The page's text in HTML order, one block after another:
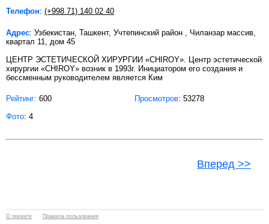
Телефон: (+998 71) 140 02 40
Адрес: Узбекистан, Ташкент, Учтепинский район , Чиланзар массив,
квартал 11, дом 45
ЦЕНТР ЭСТЕТИЧЕСКОЙ ХИРУРГИИ «CHIROY». Центр эстетической
хирургии «CHIROY» возник в 1993г. Инициатором его создания и
бессменным руководителем является Ким
Рейтинг: 600 Просмотров: 53278
Фото: 4
Вперед >>
О проекте Правила пользования